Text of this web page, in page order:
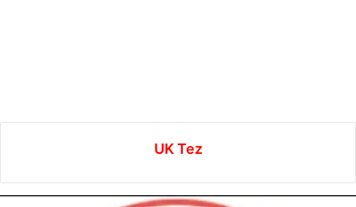
UK Tez